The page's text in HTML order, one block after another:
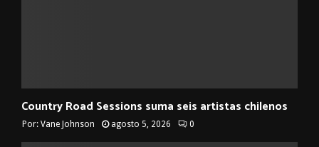
Country Road Sessions suma seis artistas chilenos
Por: Vane Johnson agosto 5, 2026 0